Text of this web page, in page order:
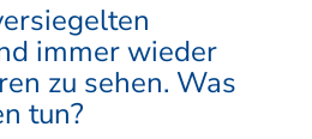
immer wieder
zu sehen. Was
tun?